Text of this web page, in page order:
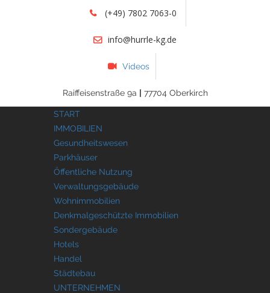
(+49) 7802 7063-0
info@hurrle-kg.de
Videos
Raiffeisenstraße 9a | 77704 Oberkirch
START
IMMOBILIEN
Gesundheitswesen
Parkhäuser
Öffentliche Nutzung
Verwaltungsgebäude
Wohnimmobilien
Denkmalgeschützte Immobilien
Sondergebäude
Hotels
Handel
Städtebau
UNTERNEHMEN